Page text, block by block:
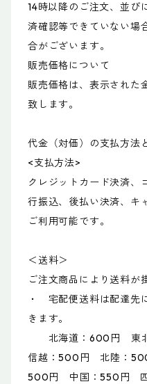
14時以降のご注文、並び
済確認等できていない場
合がございます。
販売価格について
販売価格は、表示された
致します。
代金（対価）の支払方法
<支払方法>
クレジットカード決済
行振込、後払い決済、キ
ご利用可能です。
＜送料＞
ご注文商品により送料が
・ 宅配便送料は配達先
きます。
北海道：600円 東
信越：500円 北陸：
500円 中国：550円